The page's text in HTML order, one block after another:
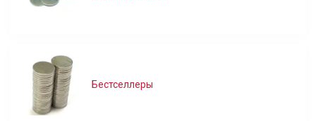
Бестселлеры